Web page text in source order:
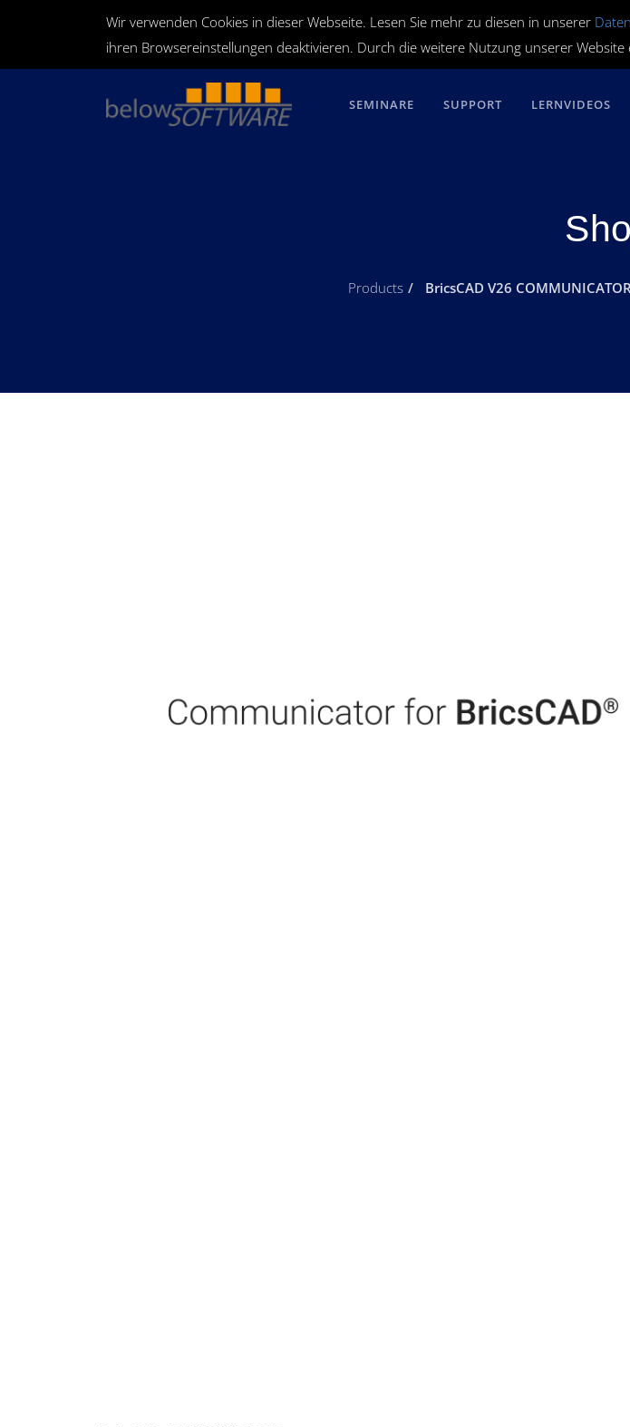
Wir verwenden Cookies in dieser Webseite. Lesen Sie mehr zu diesen in unserer
ihren Browsereinstellungen deaktivieren. Durch die weitere Nutzung unserer
SEMINARE SUPPORT LERNVIDEOS
Products BricsCAD V26